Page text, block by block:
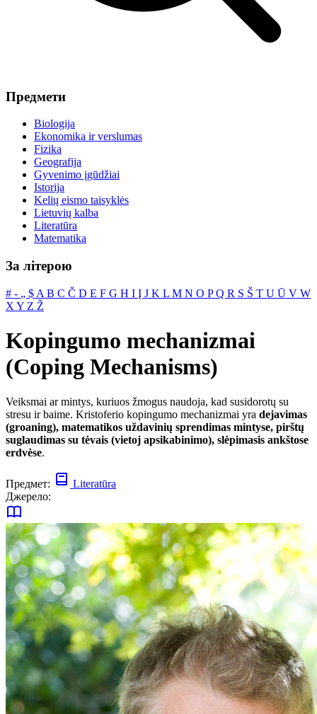
Предмети
Biologija
Ekonomika ir verslumas
Fizika
Geografija
Gyvenimo įgūdžiai
Istorija
Kelių eismo taisyklės
Lietuvių kalba
Literatūra
Matematika
За літерою
# ‐ „ $ A B C Č D E F G H I Į J K L M N O PQ R S Š T U Ū V W
X Y Z Ž
Kopingumo mechanizmai
(Coping Mechanisms)
Veiksmai ar mintys, kuriuos žmogus naudoja, kad susidorotų su
stresu ir baime. Kristoferio kopingumo mechanizmai yra dejavimas
(groaning), matematikos uždavinių sprendimas mintyse, pirštų
suglaudimas su tėvais (vietoj apsikabinimo), slėpimasis ankštose
erdvėse.
Предмет:
Literatūra
Джерело: